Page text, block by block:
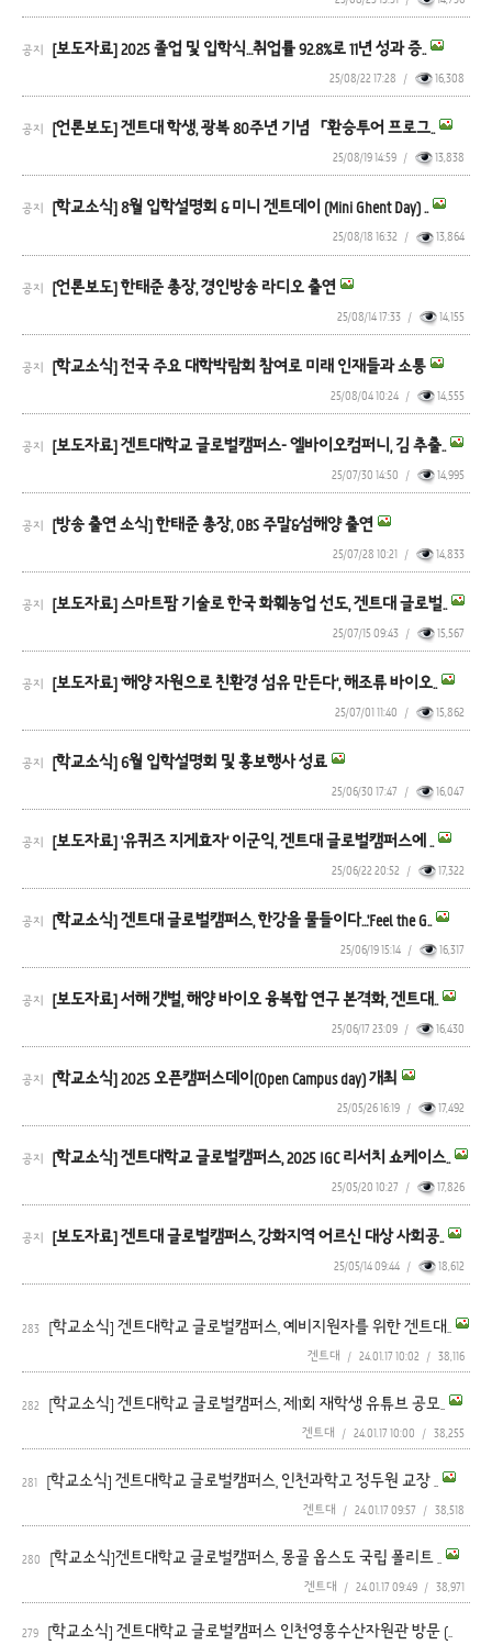
공지 [보도자료] 2025 졸업 및 입학식…취업률 92.8%로 11년 성과 증..
25/08/22 17:28 / 16,308
공지 [언론보도] 겐트대 학생, 광복 80주년 기념 「환승투어 프로그..
25/08/19 14:59 / 13,838
공지 [학교소식] 8월 입학설명회 & 미니 겐트데이 (Mini Ghent Day) ..
25/08/18 16:32 / 13,864
공지 [언론보도] 한태준 총장, 경인방송 라디오 출연
25/08/14 17:33 / 14,155
공지 [학교소식] 전국 주요 대학박람회 참여로 미래 인재들과 소통
25/08/04 10:24 / 14,555
공지 [보도자료] 겐트대학교 글로벌캠퍼스- 엘바이오컴퍼니, 김 추출..
25/07/30 14:50 / 14,995
공지 [방송 출연 소식] 한태준 총장, OBS 주말&섬해양 출연
25/07/28 10:21 / 14,833
공지 [보도자료] 스마트팜 기술로 한국 화훼농업 선도, 겐트대 글로벌..
25/07/15 09:43 / 15,567
공지 [보도자료] '해양 자원으로 친환경 섬유 만든다', 해조류 바이오..
25/07/01 11:40 / 15,862
공지 [학교소식] 6월 입학설명회 및 홍보행사 성료
25/06/30 17:47 / 16,047
공지 [보도자료] '유퀴즈 지게효자' 이군익, 겐트대 글로벌캠퍼스에 ..
25/06/22 20:52 / 17,322
공지 [학교소식] 겐트대 글로벌캠퍼스, 한강을 물들이다…'Feel the G..
25/06/19 15:14 / 16,317
공지 [보도자료] 서해 갯벌, 해양 바이오 융복합 연구 본격화, 겐트대..
25/06/17 23:09 / 16,430
공지 [학교소식] 2025 오픈캠퍼스데이(Open Campus day) 개최
25/05/26 16:19 / 17,492
공지 [학교소식] 겐트대학교 글로벌캠퍼스, 2025 IGC 리서치 쇼케이스..
25/05/20 10:27 / 17,826
공지 [보도자료] 겐트대 글로벌캠퍼스, 강화지역 어르신 대상 사회공..
25/05/14 09:44 / 18,612
283 [학교소식] 겐트대학교 글로벌캠퍼스, 예비지원자를 위한 겐트대..
겐트대 / 24.01.17 10:02 / 38,116
282 [학교소식] 겐트대학교 글로벌캠퍼스, 제1회 재학생 유튜브 공모..
겐트대 / 24.01.17 10:00 / 38,255
281 [학교소식] 겐트대학교 글로벌캠퍼스, 인천과학고 정두원 교장 ..
겐트대 / 24.01.17 09:57 / 38,518
280 [학교소식]겐트대학교 글로벌캠퍼스, 몽골 옵스도 국립 폴리트 ..
겐트대 / 24.01.17 09:49 / 38,971
279 [학교소식] 겐트대학교 글로벌캠퍼스 인천영흥수산자원관 방문 (..